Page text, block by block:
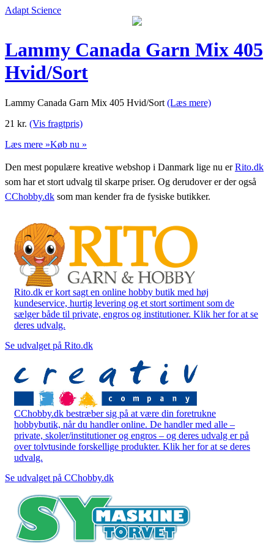
Adapt Science
Lammy Canada Garn Mix 405
Hvid/Sort
Lammy Canada Garn Mix 405 Hvid/Sort (Læs mere)
21 kr. (Vis fragtpris)
Læs mere »Køb nu »
Den mest populære kreative webshop i Danmark lige nu erRito.dk
som har et stort udvalg til skarpe priser. Og derudover er der også
CChobby.dk som man kender fra de fysiske butikker.
Rito.dk er kort sagt en online hobby butik med høj
kundeservice, hurtig levering og et stort sortiment som de
sælger både til private, engros og institutioner. Klik her for at se
deres udvalg.
Se udvalget på Rito.dk
CChobby.dk bestræber sig på at være din foretrukne
hobbybutik, når du handler online. De handler med alle –
private, skoler/institutioner og engros – og deres udvalg er på
over tolvtusinde forskellige produkter. Klik her for at se deres
udvalg.
Se udvalget på CChobby.dk